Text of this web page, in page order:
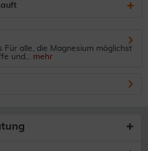
Für alle, die Magnesium möglichst
und... mehr